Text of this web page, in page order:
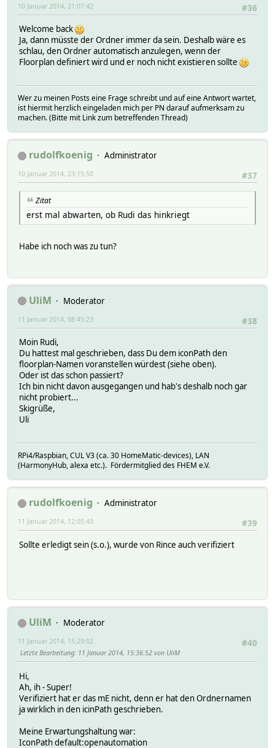
#36
10 Januar 2014, 21:07:42
Welcome back
Ja, dann müsste der Ordner immer da sein. Deshalb wäre es
schlau, den Ordner automatisch anzulegen, wenn der
Floorplan definiert wird und er noch nicht existieren sollte
Wer zu meinen Posts eine Frage schreibt und auf eine Antwort wartet,
ist hiermit herzlich eingeladen mich per PN darauf aufmerksam zu
machen. (Bitte mit Link zum betreffenden Thread)
rudolfkoenig
Administrator
#37
10 Januar 2014, 23:15:50
Zitat
erst mal abwarten, ob Rudi das hinkriegt
Habe ich noch was zu tun?
UliM
Moderator
#38
11 Januar 2014, 08:45:23
Moin Rudi,
Du hattest mal geschrieben, dass Du dem iconPath den
floorplan-Namen voranstellen würdest (siehe oben).
Oder ist das schon passiert?
Ich bin nicht davon ausgegangen und hab's deshalb noch gar
nicht probiert...
Skigrüße,
Uli
RPi4/Raspbian, CUL V3 (ca. 30 HomeMatic-devices), LAN
(HarmonyHub, alexa etc.). Fördermitglied des FHEM e.V.
rudolfkoenig
Administrator
#39
11 Januar 2014, 12:05:43
Sollte erledigt sein (s.o.), wurde von Rince auch verifiziert
UliM
Moderator
#40
11 Januar 2014, 15:29:02
Letzte Bearbeitung: 11 Januar 2014, 15:36:52 von UliM
Hi,
Ah, ih - Super!
Verifiziert hat er das mE nicht, denn er hat den Ordnernamen
ja wirklich in den icinPath geschrieben.
Meine Erwartungshaltung war:
IconPath default:openautomation